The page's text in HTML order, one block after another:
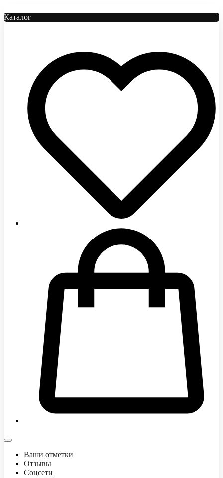
Каталог
Ваши отметки
Отзывы
Соцсети